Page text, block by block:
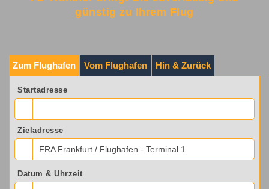
günstig zu Ihrem Flug
Zum Flughafen Vom Flughafen Hin & Zurück
Startadresse
Zieladresse
FRA Frankfurt / Flughafen - Terminal 1
Datum & Uhrzeit